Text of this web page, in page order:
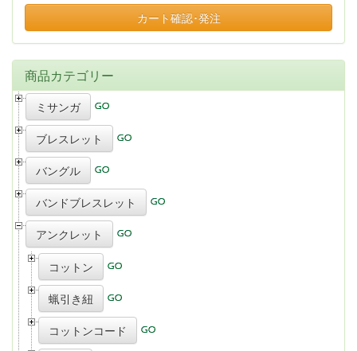
カート確認･発注
商品カテゴリー
ミサンガ
ブレスレット
バングル
バンドブレスレット
アンクレット
コットン
蝋引き紐
コットンコード